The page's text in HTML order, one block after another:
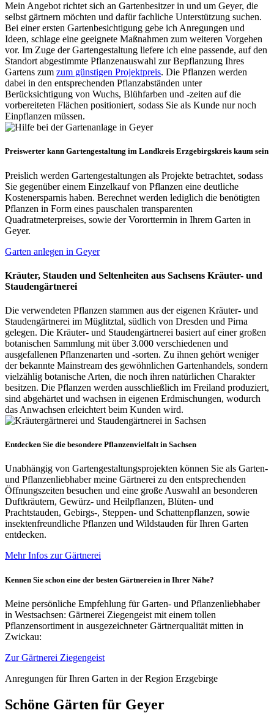
Mein Angebot richtet sich an Gartenbesitzer in und um Geyer, die
selbst gärtnern möchten und dafür fachliche Unterstützung suchen.
Bei einer ersten Gartenbesichtigung gebe ich Anregungen und
Ideen, schlage eine geeignete Maßnahmen zum weiteren Vorgehen
vor. Im Zuge der Gartengestaltung liefere ich eine passende, auf den
Standort abgestimmte Pflanzenauswahl zur Bepflanzung Ihres
Gartens zum zum günstigen Projektpreis. Die Pflanzen werden
dabei in den entsprechenden Pflanzabständen unter
Berücksichtigung von Wuchs, Blühfarben und -zeiten auf die
vorbereiteten Flächen positioniert, sodass Sie als Kunde nur noch
Einpflanzen müssen.
Preiswerter kann Gartengestaltung im Landkreis Erzgebirgskreis kaum sein
Preislich werden Gartengestaltungen als Projekte betrachtet, sodass
Sie gegenüber einem Einzelkauf von Pflanzen eine deutliche
Kostenersparnis haben. Berechnet werden lediglich die benötigten
Pflanzen in Form eines pauschalen transparenten
Quadratmeterpreises, sowie der Vororttermin in Ihrem Garten in
Geyer.
Garten anlegen in Geyer
Kräuter, Stauden und Seltenheiten aus Sachsens Kräuter- und
Staudengärtnerei
Die verwendeten Pflanzen stammen aus der eigenen Kräuter- und
Staudengärtnerei im Müglitztal, südlich von Dresden und Pirna
gelegen. Die Kräuter- und Staudengärtnerei basiert auf einer großen
botanischen Sammlung mit über 3.000 verschiedenen und
ausgefallenen Pflanzenarten und -sorten. Zu ihnen gehört weniger
der bekannte Mainstream des gewöhnlichen Gartenhandels, sondern
vielzählig botanische Arten, die noch ihren natürlichen Charakter
besitzen. Die Pflanzen werden ausschließlich im Freiland produziert,
sind abgehärtet und wachsen in eigenen Erdmischungen, wodurch
das Anwachsen erleichtert beim Kunden wird.
Entdecken Sie die besondere Pflanzenvielfalt in Sachsen
Unabhängig von Gartengestaltungsprojekten können Sie als Garten-
und Pflanzenliebhaber meine Gärtnerei zu den entsprechenden
Öffnungszeiten besuchen und eine große Auswahl an besonderen
Duftkräutern, Gewürz- und Heilpflanzen, Blüten- und
Prachtstauden, Gebirgs-, Steppen- und Schattenpflanzen, sowie
insektenfreundliche Pflanzen und Wildstauden für Ihren Garten
entdecken.
Mehr Infos zur Gärtnerei
Kennen Sie schon eine der besten Gärtnereien in Ihrer Nähe?
Meine persönliche Empfehlung für Garten- und Pflanzenliebhaber
in Westsachsen: Gärtnerei Ziegengeist mit einem tollen
Pflanzensortiment in ausgezeichneter Gärtnerqualität mitten in
Zwickau:
Zur Gärtnerei Ziegengeist
Anregungen für Ihren Garten in der Region Erzgebirge
Schöne Gärten für Geyer